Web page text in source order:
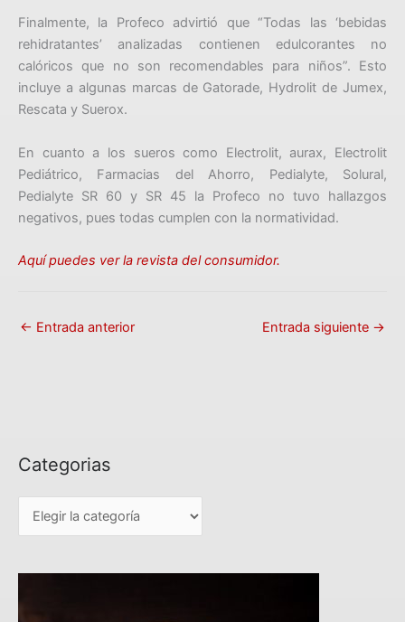
Finalmente, la Profeco advirtió que “Todas las ‘bebidas
rehidratantes’ analizadas contienen edulcorantes no
calóricos que no son recomendables para niños”. Esto
incluye a algunas marcas de Gatorade, Hydrolit de Jumex,
Rescata y Suerox.
En cuanto a los sueros como Electrolit, aurax, Electrolit
Pediátrico, Farmacias del Ahorro, Pedialyte, Solural,
Pedialyte SR 60 y SR 45 la Profeco no tuvo hallazgos
negativos, pues todas cumplen con la normatividad.
Aquí puedes ver la revista del consumidor.
← Entrada anterior Entrada siguiente →
Categorias
C